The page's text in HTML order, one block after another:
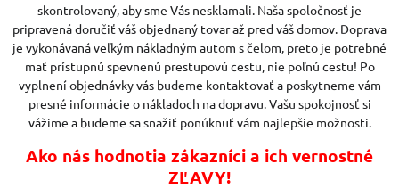
skontrolovaný, aby sme Vás nesklamali. Naša spoločnosť je
pripravená doručiť váš objednaný tovar až pred váš domov. Doprava
je vykonávaná veľkým nákladným autom s čelom, preto je potrebné
mať prístupnú spevnenú prestupovú cestu, nie poľnú cestu! Po
vyplnení objednávky vás budeme kontaktovať a poskytneme vám
presné informácie o nákladoch na dopravu. Vašu spokojnosť si
vážime a budeme sa snažiť ponúknuť vám najlepšie možnosti.
Ako nás hodnotia zákazníci a ich vernostné
ZĽAVY!